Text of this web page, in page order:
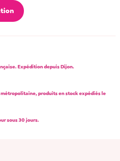
Expédition depuis Dijon.
produits en stock expédiés le
sous 30 jours.